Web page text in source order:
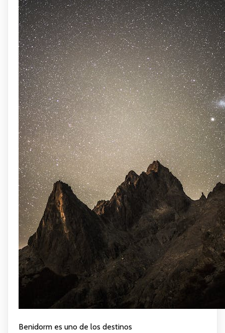
Benidorm es uno de los destinos